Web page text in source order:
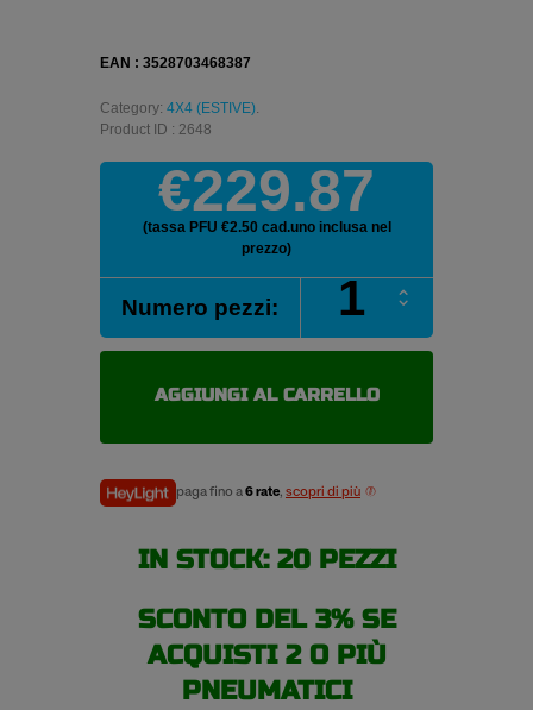
EAN : 3528703468387
Category: 4X4 (ESTIVE)
Product ID : 2648
€229.87
(tassa PFU €2.50 cad.uno inclusa nel
prezzo)
Numero pezzi:
BFGOODRICH
TERRAIN
KO2
pneumatici
AGGIUNGI AL CARRELLO
paga fino a6 rate, scopri di più
IN STOCK: 20 PEZZI
SCONTO DEL 3% SE
ACQUISTI 2 O PIÙ
PNEUMATICI